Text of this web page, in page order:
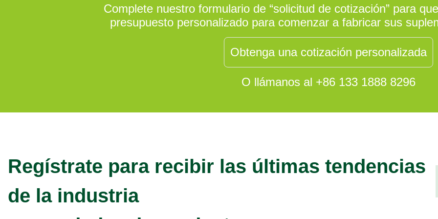
Complete nuestro formulario de “solicitud de cotización” para
presupuesto personalizado para comenzar a fabricar sus
Obtenga una cotización personalizada
O llámanos al +86 133 1888 8296
Regístrate para recibir las últimas tendencias
de la industria